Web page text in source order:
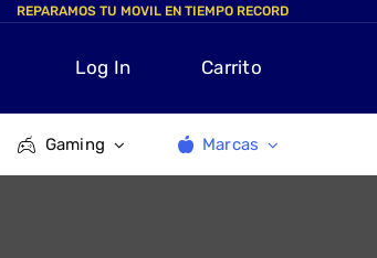
REPARAMOS TU MOVIL EN TIEMPO RECORD
Log In Carrito
Gaming Marcas